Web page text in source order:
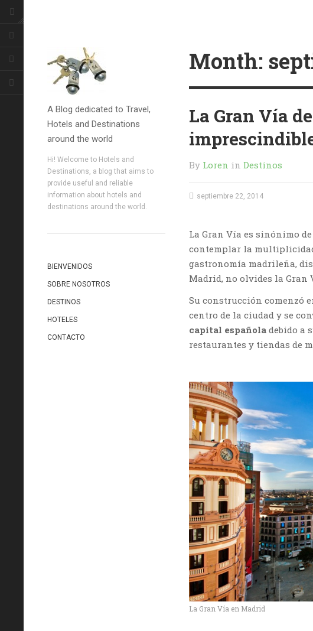
A Blog dedicated to Travel,
Hotels and Destinations
around the world
Hi! Welcome to Hotels and
Destinations, a blog that aims to
provide useful and reliable
information about hotels and
destinations around the world.
BIENVENIDOS
SOBRE NOSOTROS
DESTINOS
HOTELES
CONTACTO
Month:
La Gran Vía
By Loren in Destinos
septiembre 22, 2014
La Gran Vía es sinónimo de
contemplar la
gastronomía madrileña,
Madrid, no olvides la Gran
Su construcción comenzó
centro de la ciudad y se
capital española debido a
restaurantes y tiendas de
La Gran Vía en Madrid